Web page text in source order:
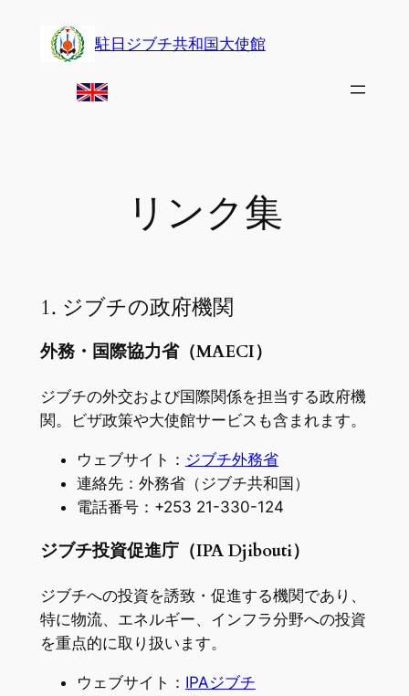
content
駐日ジブチ共和国大使館
リンク集
1. ジブチの政府機関
外務・国際協力省（MAECI）
ジブチの外交および国際関係を担当する政府機
関。ビザ政策や大使館サービスも含まれます。
ウェブサイト： ジブチ外務省
連絡先：外務省（ジブチ共和国）
電話番号：+253 21-330-124
ジブチ投資促進庁（IPA Djibouti）
ジブチへの投資を誘致・促進する機関であり、
特に物流、エネルギー、インフラ分野への投資
を重点的に取り扱います。
ウェブサイト： IPAジブチ